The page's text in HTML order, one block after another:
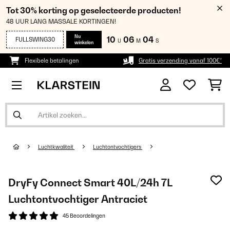
Tot 30% korting op geselecteerde producten!
48 UUR LANG MASSALE KORTINGEN!
FULLSWING30
Nu
winkelen
10 U 06 M 04 S
Flexibele betalingen Gratis verzending vanaf 100€*
Luchtkwaliteit Luchtontvochtigers
DryFy Connect Smart 40L/24h 7L
Luchtontvochtiger Antraciet
45 Beoordelingen